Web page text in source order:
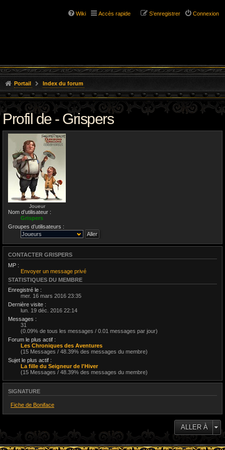
Wiki Accès rapide Connexion
S’enregistrer
Portail Index du forum
Profil de - Grispers
Joueur
Nom d’utilisateur :
Grispers
Groupes d’utilisateurs :
CONTACTER GRISPERS
MP :
Envoyer un message privé
STATISTIQUES DU MEMBRE
Enregistré le :
mer. 16 mars 2016 23:35
Dernière visite :
lun. 19 déc. 2016 22:14
Messages :
31
(0.09% de tous les messages / 0.01 messages par jour)
Forum le plus actif :
Les Chroniques des Aventures
(15 Messages / 48.39% des messages du membre)
Sujet le plus actif :
La fille du Seigneur de l'Hiver
(15 Messages / 48.39% des messages du membre)
SIGNATURE
Fiche de Boniface
ALLER À